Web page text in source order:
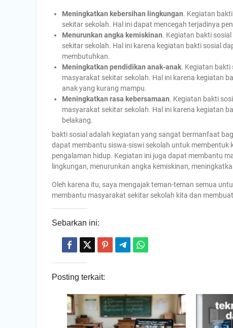
Meningkatkan kebersihan lingkungan. Kegiatan
sekitar sekolah. Hal ini dapat mencegah terjadinya
Menurunkan angka kemiskinan. Kegiatan bakti
sekitar sekolah. Hal ini karena kegiatan bakti sosial
membutuhkan.
Meningkatkan pendidikan anak-anak. Kegiatan
masyarakat sekitar sekolah. Hal ini karena kegiatan
anak yang kurang mampu.
Meningkatkan rasa kebersamaan. Kegiatan bakti
masyarakat sekitar sekolah. Hal ini karena kegiatan
belakang.
bakti sosial adalah kegiatan yang sangat bermanfaat
dapat membantu siswa-siswi sekolah untuk
pengalaman hidup. Kegiatan ini juga dapat membantu
lingkungan, menurunkan angka kemiskinan,
Oleh karena itu, saya mengajak teman-teman semua
membantu masyarakat sekitar sekolah kita dan
Sebarkan ini:
Posting terkait: